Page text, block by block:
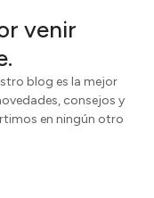
venir
blog es la mejor
consejos y
en ningún otro